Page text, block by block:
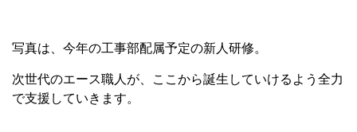
写真は、今年の工事部配属予定の新人研修。
次世代のエース職人が、ここから誕生していけるよう全力
で支援していきます。